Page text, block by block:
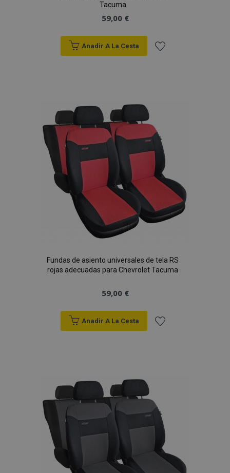
Tacuma
59,00 €
Anadir A La Cesta
de
Deseos
Fundas de asiento universales de tela RS
rojas adecuadas para Chevrolet Tacuma
59,00 €
Anadir A La Cesta
de
Deseos